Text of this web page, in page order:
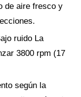
de aire fresco y
ruido La
3800 rpm (17
según la